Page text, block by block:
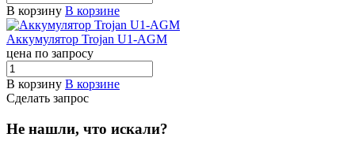
В корзину В корзине
Аккумулятор Trojan U1-AGM
цена по запросу
В корзину В корзине
Сделать запрос
Не нашли, что искали?